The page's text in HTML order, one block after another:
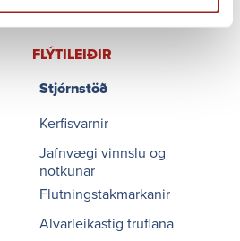
FLÝTI­LEIÐIR
Stjórnstöð
Kerfisvarnir
Jafnvægi vinnslu og
notkunar
Flutningstakmarkanir
Alvarleikastig truflana